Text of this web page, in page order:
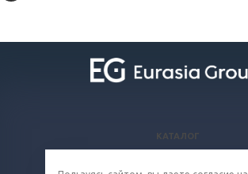
КАТАЛОГ